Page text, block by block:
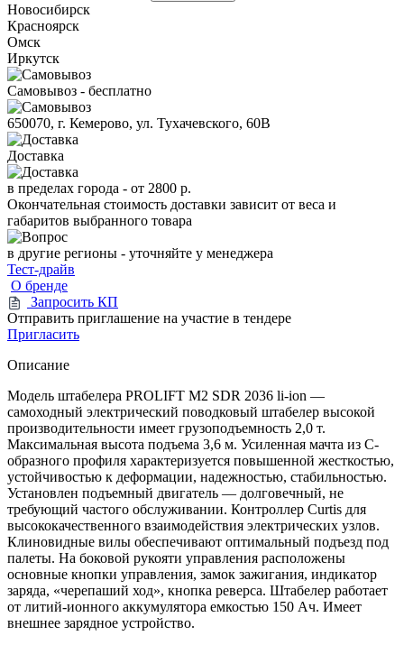
Новосибирск
Красноярск
Омск
Иркутск
Самовывоз - бесплатно
650070, г. Кемерово, ул. Тухачевского, 60В
Доставка
в пределах города - от 2800 р.
Окончательная стоимость доставки зависит от веса и
габаритов выбранного товара
в другие регионы - уточняйте у менеджера
Тест-драйв
О бренде
Запросить КП
Отправить приглашение на участие в тендере
Пригласить
Описание
Модель штабелера PROLIFT M2 SDR 2036 li-ion —
самоходный электрический поводковый штабелер высокой
производительности имеет грузоподъемность 2,0 т.
Максимальная высота подъема 3,6 м. Усиленная мачта из C-
образного профиля характеризуется повышенной жесткостью,
устойчивостью к деформации, надежностью, стабильностью.
Установлен подъемный двигатель — долговечный, не
требующий частого обслуживании. Контроллер Curtis для
высококачественного взаимодействия электрических узлов.
Клиновидные вилы обеспечивают оптимальный подъезд под
палеты. На боковой рукояти управления расположены
основные кнопки управления, замок зажигания, индикатор
заряда, «черепаший ход», кнопка реверса. Штабелер работает
от литий-ионного аккумулятора емкостью 150 Ач. Имеет
внешнее зарядное устройство.